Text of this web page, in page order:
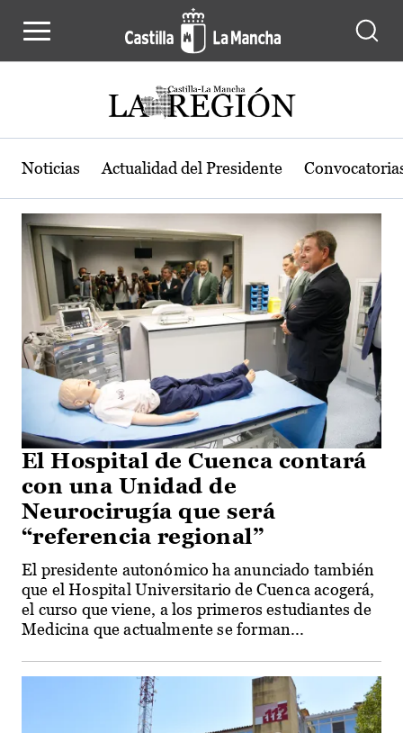
Actualidad de la región de Castilla-
Noticias Actualidad del Presidente
El Hospital de Cuenca contará
con una Unidad de
Neurocirugía que será
“referencia regional”
El presidente autonómico ha anunciado también
que el Hospital Universitario de Cuenca acogerá,
el curso que viene, a los primeros estudiantes de
Medicina que actualmente se forman...